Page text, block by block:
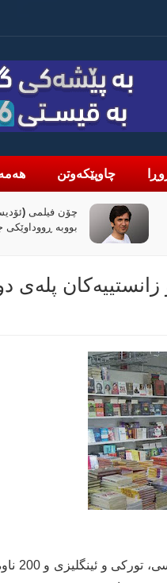
چاوپێکەوتن
چۆن فیلمی
بووبە ڕووداوێکی
زانستییەکان پلەی
بە